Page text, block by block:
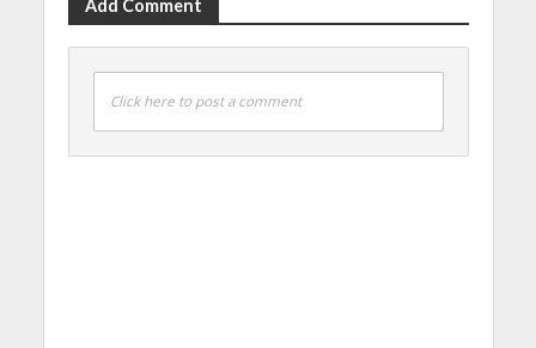
Add Comment
Click here to post a comment